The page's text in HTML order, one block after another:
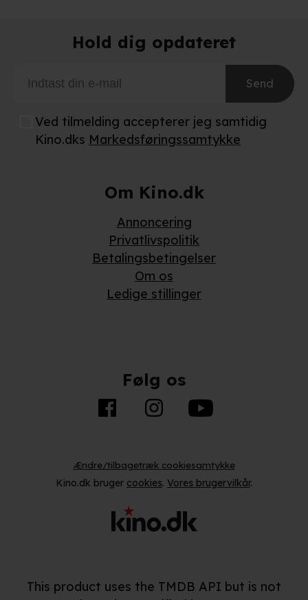
Hold dig opdateret
Send
Ved tilmelding accepterer jeg samtidig
Kino.dks Markedsføringssamtykke
Om Kino.dk
Annoncering
Privatlivspolitik
Betalingsbetingelser
Om os
Ledige stillinger
Følg os
Ændre/tilbagetræk cookiesamtykke
Kino.dk bruger cookies. Vores brugervilkår.
This product uses the TMDB API but is not